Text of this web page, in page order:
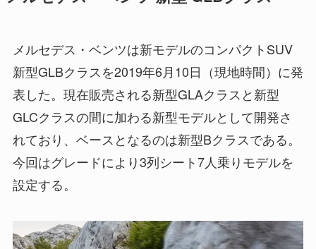
メルセデス・ベンツは新モデルのコンパクトSUV
新型GLBクラスを2019年6月10日（現地時間）に発
表した。現在販売される新型GLAクラスと新型
GLCクラスの間に加わる新型モデルとして開発さ
れており、ベースとなるのは新型Bクラスである。
今回はグレードにより3列シート7人乗りモデルを
設定する。